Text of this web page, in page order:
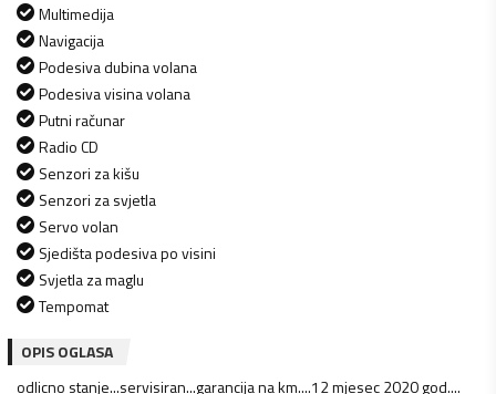
Multimedija
Navigacija
Podesiva dubina volana
Podesiva visina volana
Putni računar
Radio CD
Senzori za kišu
Senzori za svjetla
Servo volan
Sjedišta podesiva po visini
Svjetla za maglu
Tempomat
OPIS OGLASA
odlicno stanje...servisiran...garancija na km....12 mjesec 2020 god....